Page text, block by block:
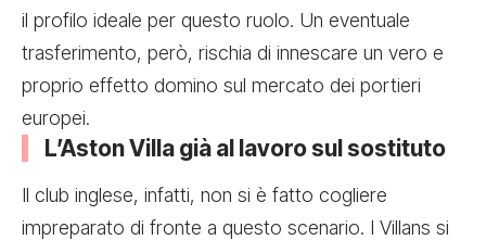
il profilo ideale per questo ruolo. Un eventuale
trasferimento, però, rischia di innescare un vero e
proprio effetto domino sul mercato dei portieri
europei.
L’Aston Villa già al lavoro sul sostituto
Il club inglese, infatti, non si è fatto cogliere
impreparato di fronte a questo scenario. I Villans si